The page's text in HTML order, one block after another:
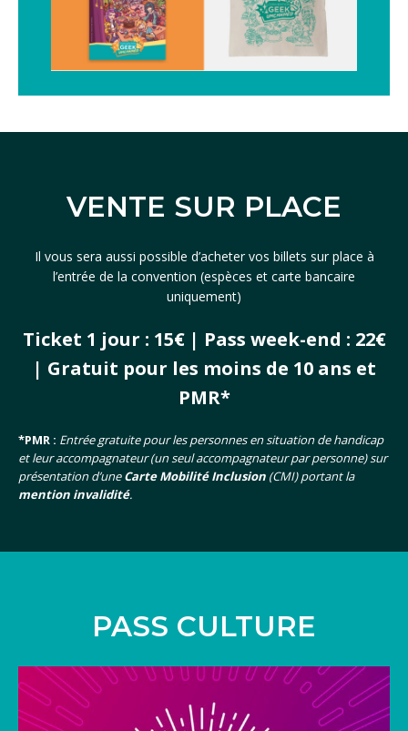
VENTE SUR PLACE
Il vous sera aussi possible d’acheter vos billets sur place à
l’entrée de la convention (espèces et carte bancaire
uniquement)
Ticket 1 jour : 15€ | Pass week-end : 22€
| Gratuit pour les moins de 10 ans et
PMR*
*PMR : Entrée gratuite pour les personnes en situation de handicap
et leur accompagnateur (un seul accompagnateur par personne) sur
présentation d’uneCarte Mobilité Inclusion (CMI) portant la
mention invalidité.
PASS CULTURE